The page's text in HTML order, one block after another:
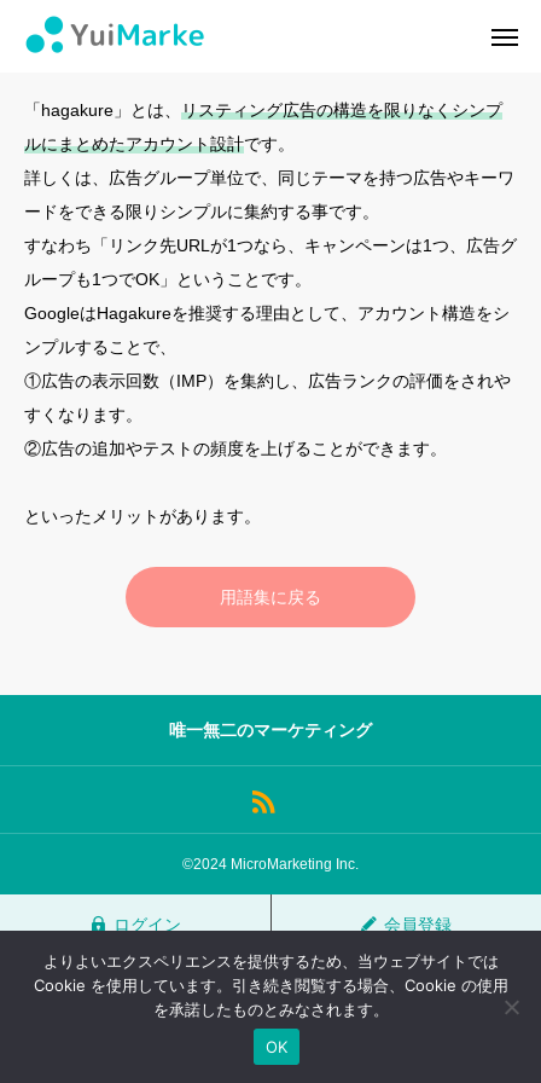
「hagakure」とは、 リスティング広告の構造を限りなくシンプ
ルにまとめたアカウント設計です。
詳しくは、広告グループ単位で、同じテーマを持つ広告やキーワ
ードをできる限りシンプルに集約する事です。
すなわち「リンク先URLが1つなら、キャンペーンは1つ、広告グ
ループも1つでOK」ということです。
GoogleはHagakureを推奨する理由として、アカウント構造をシ
ンプルすることで、
①広告の表示回数（IMP）を集約し、広告ランクの評価をされや
すくなります。
②広告の追加やテストの頻度を上げることができます。
といったメリットがあります。
用語集に戻る
唯一無二のマーケティング
©2024 MicroMarketing Inc.
ログイン 会員登録
ログイン 会員登録
実績・お客様の声
無料診断
イベント・セミナー情報
コンテンツ
スポンサー登録
サロン会員登録
お問い合わせ
よくあるご質問
プライバシーポリシー
マーケティング用語集
LINE公式
ホーム
よりよいエクスペリエンスを提供するため、当ウェブサイトでは
Cookie を使用しています。引き続き閲覧する場合、Cookie の使用
を承諾したものとみなされます。
OK